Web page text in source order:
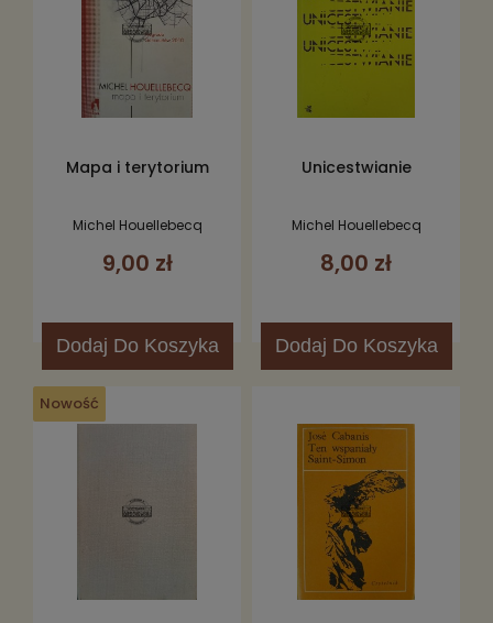
Mapa i terytorium
Michel Houellebecq
9,00 zł
Dodaj Do Koszyka
Unicestwianie
Michel Houellebecq
8,00 zł
Dodaj Do Koszyka
Nowość